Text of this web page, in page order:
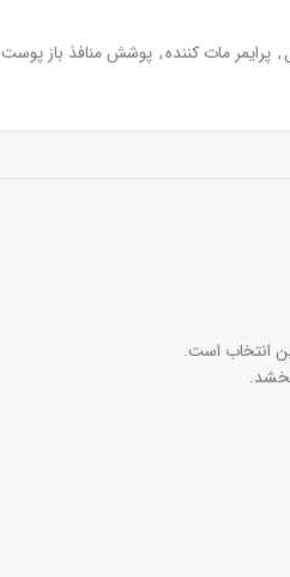
, پرایمر مات کننده, پوشش منافذ باز پوست
انتخاب است.